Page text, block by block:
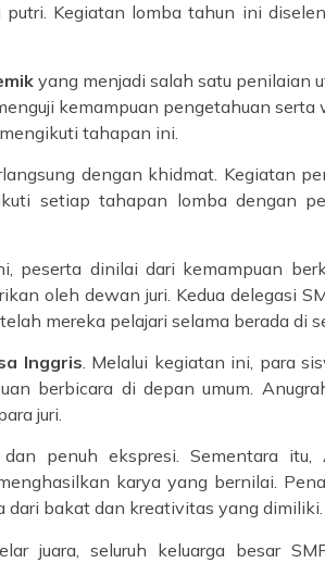
putri. Kegiatan lomba tahun ini
yang menjadi salah satu penilaian
kemampuan pengetahuan serta
tahapan ini.
dengan khidmat. Kegiatan
setiap tahapan lomba dengan
peserta dinilai dari kemampuan
oleh dewan juri. Kedua delegasi
mereka pelajari selama berada di
Inggris . Melalui kegiatan ini, para
berbicara di depan umum.
juri.
penuh ekspresi. Sementara itu,
karya yang bernilai.
dari bakat dan kreativitas yang dimiliki.
juara, seluruh keluarga besar